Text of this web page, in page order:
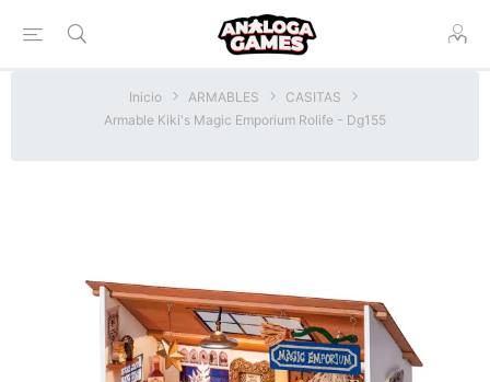
Inicio ARMABLES
CASITAS
Armable Kiki's Magic Emporium Rolife - Dg155